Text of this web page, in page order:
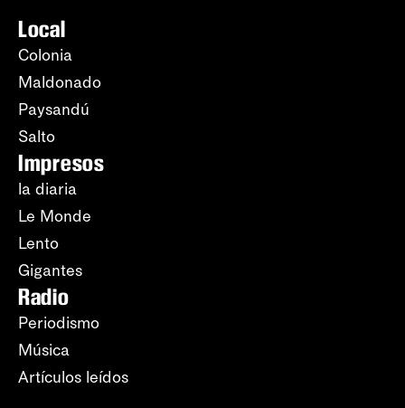
Local
Colonia
Maldonado
Paysandú
Salto
Impresos
la diaria
Le Monde
Lento
Gigantes
Radio
Periodismo
Música
Artículos leídos